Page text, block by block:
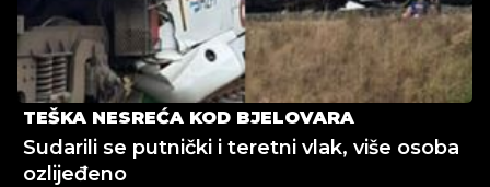
TEŠKA NESREĆA KOD BJELOVARA
Sudarili se putnički i teretni vlak, više osoba
ozlijeđeno